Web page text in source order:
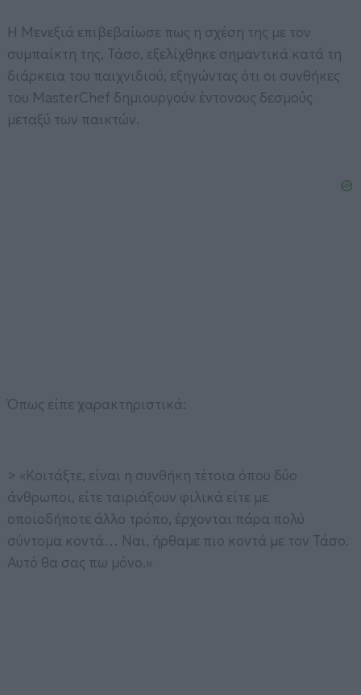
Η Μενεξιά επιβεβαίωσε πως η σχέση της με τον
συμπαίκτη της, Τάσο, εξελίχθηκε σημαντικά κατά τη
διάρκεια του παιχνιδιού, εξηγώντας ότι οι συνθήκες
του MasterChef δημιουργούν έντονους δεσμούς
μεταξύ των παικτών.
Όπως είπε χαρακτηριστικά:
> «Κοιτάξτε, είναι η συνθήκη τέτοια όπου δύο
άνθρωποι, είτε ταιριάξουν φιλικά είτε με
οποιοδήποτε άλλο τρόπο, έρχονται πάρα πολύ
σύντομα κοντά… Ναι, ήρθαμε πιο κοντά με τον Τάσο.
Αυτό θα σας πω μόνο.»